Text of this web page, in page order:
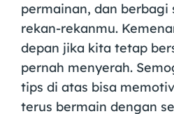
permainan, dan berbagi
rekan-rekanmu.
depan jika kita tetap
pernah menyerah.
tips di atas bisa
terus bermain dengan